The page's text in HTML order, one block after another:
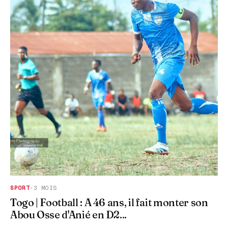
SPORT·3 MOIS
Togo | Football : A 46 ans, il fait monter son
Abou Osse d'Anié en D2...